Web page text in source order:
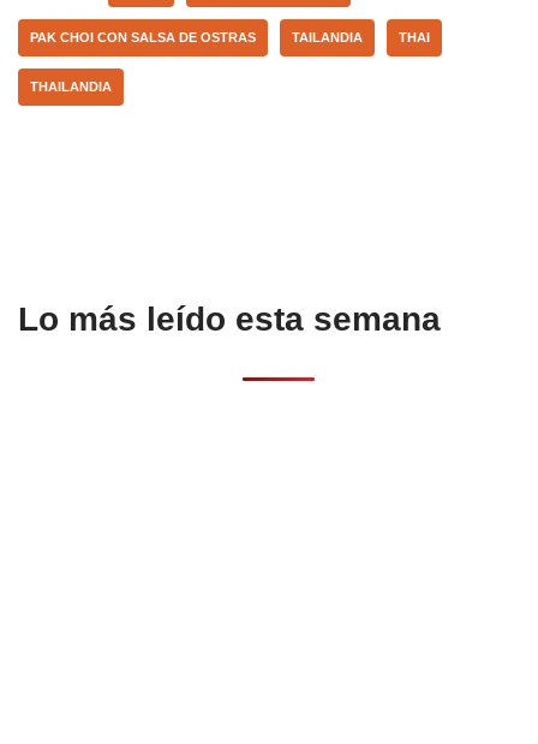
b
o
o
A
p
ar
tir
PAK CHOI CON SALSA DE OSTRAS TAILANDIA THAI
THAILANDIA
Lo más leído esta semana